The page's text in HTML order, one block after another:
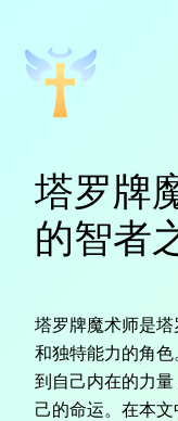
塔罗牌
的智者
塔罗牌魔术师是
和独特能力的角
到自己内在的力
己的命运。在本